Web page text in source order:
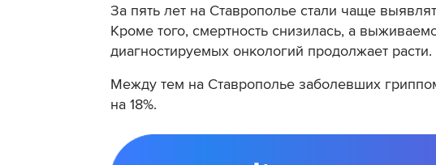
За пять лет на Ставрополье стали чаще
Кроме того, смертность снизилась, а
диагностируемых онкологий продолжает расти.
Между тем на Ставрополье заболевших
на 18%.